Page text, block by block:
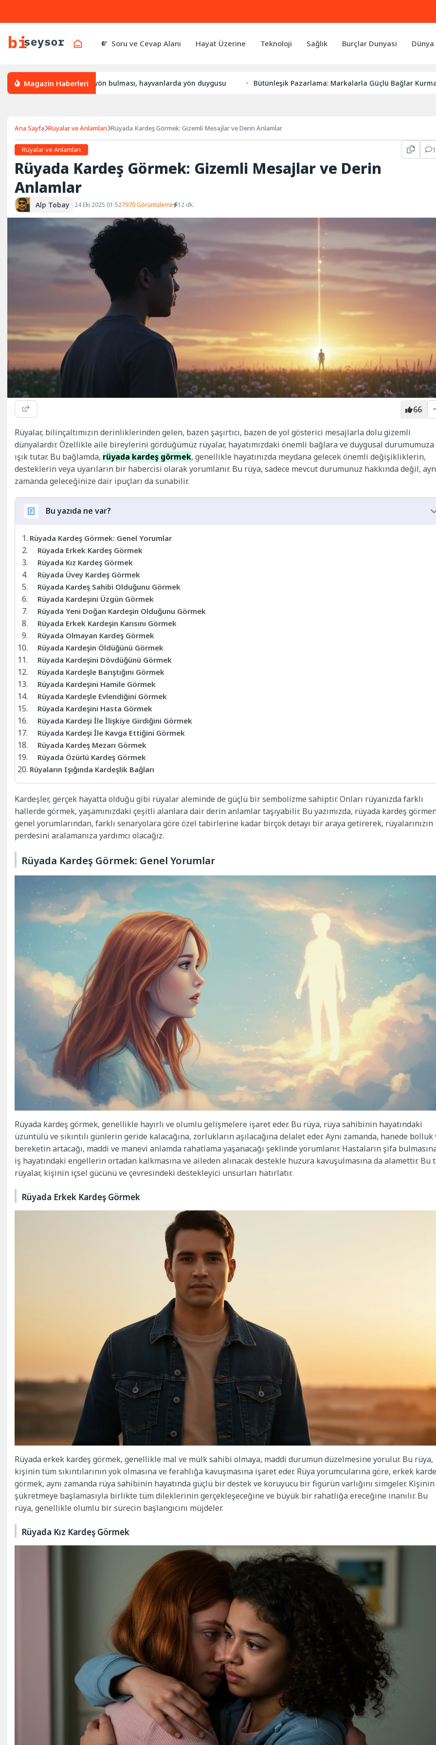
Soru ve Cevap Alanı Hayat Üzerine Teknoloji Sağlık Burçlar Dunyasi
Magazin Haberleri
bulur, leylek yön bulması, hayvanlarda yön duygusu Bütünleşik Pazarlama: Markalarla Güçlü Bağlar Kurmanın Anahtarı
Ana Sayfa Rüyalar ve Anlamları Rüyada Kardeş Görmek: Gizemli Mesajlar ve Derin Anlamlar
Rüyalar ve Anlamları
Rüyada Kardeş Görmek: Gizemli Mesajlar ve Derin
Anlamlar
Alp Tobay 24 Eki 2025 01:527970 Görüntüleme 12 dk.
66
Rüyalar, bilinçaltımızın derinliklerinden gelen, bazen şaşırtıcı, bazen de yol gösterici mesajlarla dolu gizemli
dünyalardır. Özellikle aile bireylerini gördüğümüz rüyalar, hayatımızdaki önemli bağlara ve duygusal durumumuza
ışık tutar. Bu bağlamda, rüyada kardeş görmek, genellikle hayatınızda meydana gelecek önemli değişikliklerin,
desteklerin veya uyarıların bir habercisi olarak yorumlanır. Bu rüya, sadece mevcut durumunuz hakkında değil,
zamanda geleceğinize dair ipuçları da sunabilir.
Bu yazıda ne var?
Rüyada Kardeş Görmek: Genel Yorumlar
Rüyada Erkek Kardeş Görmek
Rüyada Kız Kardeş Görmek
Rüyada Üvey Kardeş Görmek
Rüyada Kardeş Sahibi Olduğunu Görmek
Rüyada Kardeşini Üzgün Görmek
Rüyada Yeni Doğan Kardeşin Olduğunu Görmek
Rüyada Erkek Kardeşin Karısını Görmek
Rüyada Olmayan Kardeş Görmek
Rüyada Kardeşin Öldüğünü Görmek
Rüyada Kardeşini Dövdüğünü Görmek
Rüyada Kardeşle Barıştığını Görmek
Rüyada Kardeşini Hamile Görmek
Rüyada Kardeşle Evlendiğini Görmek
Rüyada Kardeşini Hasta Görmek
Rüyada Kardeşi İle İlişkiye Girdiğini Görmek
Rüyada Kardeşi İle Kavga Ettiğini Görmek
Rüyada Kardeş Mezarı Görmek
Rüyada Özürlü Kardeş Görmek
Rüyaların Işığında Kardeşlik Bağları
Kardeşler, gerçek hayatta olduğu gibi rüyalar aleminde de güçlü bir sembolizme sahiptir. Onları rüyanızda farklı
hallerde görmek, yaşamınızdaki çeşitli alanlara dair derin anlamlar taşıyabilir. Bu yazımızda, rüyada kardeş
genel yorumlarından, farklı senaryolara göre özel tabirlerine kadar birçok detayı bir araya getirerek, rüyalarınızın
perdesini aralamanıza yardımcı olacağız.
Rüyada Kardeş Görmek: Genel Yorumlar
Rüyada kardeş görmek, genellikle hayırlı ve olumlu gelişmelere işaret eder. Bu rüya, rüya sahibinin hayatındaki
üzüntülü ve sıkıntılı günlerin geride kalacağına, zorlukların aşılacağına delalet eder. Aynı zamanda, hanede bolluk
bereketin artacağı, maddi ve manevi anlamda rahatlama yaşanacağı şeklinde yorumlanır. Hastaların şifa
iş hayatındaki engellerin ortadan kalkmasına ve aileden alınacak destekle huzura kavuşulmasına da alamettir. Bu
rüyalar, kişinin içsel gücünü ve çevresindeki destekleyici unsurları hatırlatır.
Rüyada Erkek Kardeş Görmek
Rüyada erkek kardeş görmek, genellikle mal ve mülk sahibi olmaya, maddi durumun düzelmesine yorulur. Bu rüya,
kişinin tüm sıkıntılarının yok olmasına ve ferahlığa kavuşmasına işaret eder. Rüya yorumcularına göre, erkek
görmek, aynı zamanda rüya sahibinin hayatında güçlü bir destek ve koruyucu bir figürün varlığını simgeler. Kişinin
şükretmeye başlamasıyla birlikte tüm dileklerinin gerçekleşeceğine ve büyük bir rahatlığa ereceğine inanılır. Bu
rüya, genellikle olumlu bir sürecin başlangıcını müjdeler.
Rüyada Kız Kardeş Görmek